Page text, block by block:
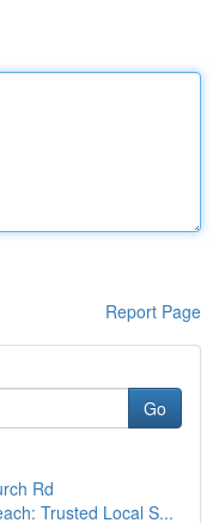
Report Page
Go
Rd
Trusted Local S...